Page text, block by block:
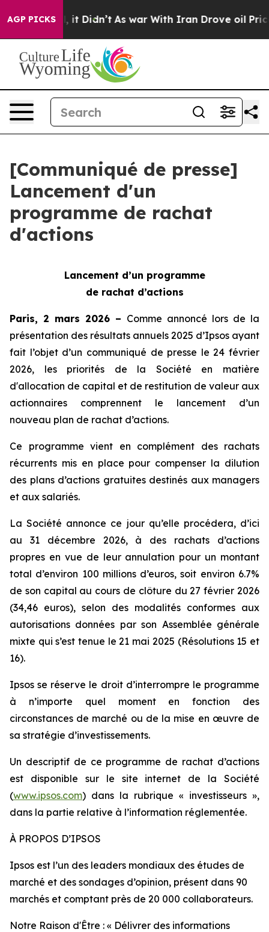
AGP PICKS
Well, it Didn’t As war With Iran Drove oil Prices
[Communiqué de presse]
Lancement d'un
programme de rachat
d'actions
Lancement d’un programme
de rachat d’actions
Paris, 2 mars 2026 – Comme annoncé lors de la
présentation des résultats annuels 2025 d’Ipsos ayant
fait l’objet d’un communiqué de presse le 24 février
2026, les priorités de la Société en matière
d'allocation de capital et de restitution de valeur aux
actionnaires comprennent le lancement d’un
nouveau plan de rachat d’actions.
Ce programme vient en complément des rachats
récurrents mis en place pour compenser la dilution
des plans d’actions gratuites destinés aux managers
et aux salariés.
La Société annonce ce jour qu’elle procédera, d’ici
au 31 décembre 2026, à des rachats d’actions
propres en vue de leur annulation pour un montant
total d’environ 100 millions d’euros, soit environ 6.7%
de son capital au cours de clôture du 27 février 2026
(34,46 euros), selon des modalités conformes aux
autorisations données par son Assemblée générale
mixte qui s’est tenue le 21 mai 2025 (Résolutions 15 et
16).
Ipsos se réserve le droit d’interrompre le programme
à n’importe quel moment en fonction des
circonstances de marché ou de la mise en œuvre de
sa stratégie d’investissements.
Un descriptif de ce programme de rachat d’actions
est disponible sur le site internet de la Société
(www.ipsos.com) dans la rubrique « investisseurs »,
dans la partie relative à l’information réglementée.
À PROPOS D’IPSOS
Ipsos est l’un des leaders mondiaux des études de
marché et des sondages d’opinion, présent dans 90
marchés et comptant près de 20 000 collaborateurs.
Notre Raison d'Être : « Délivrer des informations